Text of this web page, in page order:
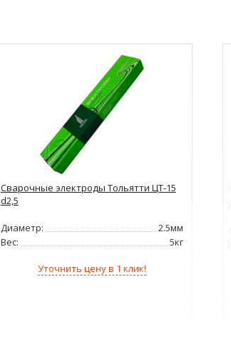
Сварочные электроды Тольятти ЦТ-15
d2,5
Диаметр:
2.5мм
Вес:
5кг
Уточнить цену в 1 клик!